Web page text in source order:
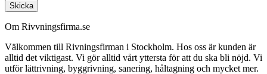
Skicka
Om Rivvningsfirma.se
Välkommen till Rivningsfirman i Stockholm. Hos oss är kunden är
alltid det viktigast. Vi gör alltid vårt yttersta för att du ska bli nöjd. Vi
utför lättrivning, byggrivning, sanering, håltagning och mycket mer.